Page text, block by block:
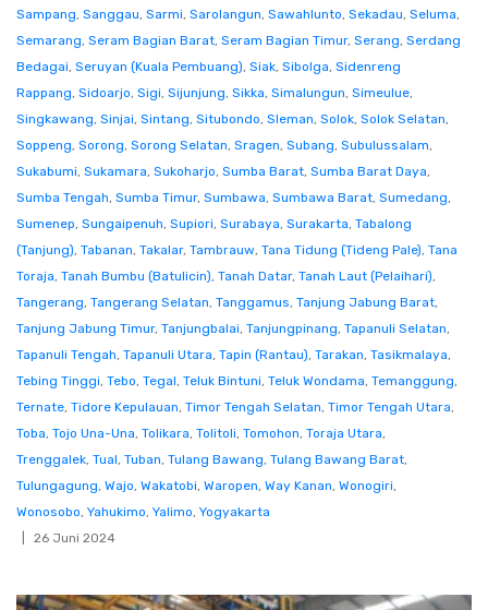
Sampang, Sanggau, Sarmi, Sarolangun, Sawahlunto, Sekadau, Seluma,
Semarang, Seram Bagian Barat, Seram Bagian Timur, Serang, Serdang
Bedagai, Seruyan (Kuala Pembuang), Siak, Sibolga, Sidenreng
Rappang, Sidoarjo, Sigi, Sijunjung, Sikka, Simalungun, Simeulue,
Singkawang, Sinjai, Sintang, Situbondo, Sleman, Solok, Solok Selatan,
Soppeng, Sorong, Sorong Selatan, Sragen, Subang, Subulussalam,
Sukabumi, Sukamara, Sukoharjo, Sumba Barat, Sumba Barat Daya,
Sumba Tengah, Sumba Timur, Sumbawa, Sumbawa Barat, Sumedang,
Sumenep, Sungaipenuh, Supiori, Surabaya, Surakarta, Tabalong
(Tanjung), Tabanan, Takalar, Tambrauw, Tana Tidung (Tideng Pale), Tana
Toraja, Tanah Bumbu (Batulicin), Tanah Datar, Tanah Laut (Pelaihari),
Tangerang, Tangerang Selatan, Tanggamus, Tanjung Jabung Barat,
Tanjung Jabung Timur, Tanjungbalai, Tanjungpinang, Tapanuli Selatan,
Tapanuli Tengah, Tapanuli Utara, Tapin (Rantau), Tarakan, Tasikmalaya,
Tebing Tinggi, Tebo, Tegal, Teluk Bintuni, Teluk Wondama, Temanggung,
Ternate, Tidore Kepulauan, Timor Tengah Selatan, Timor Tengah Utara,
Toba, Tojo Una-Una, Tolikara, Tolitoli, Tomohon, Toraja Utara,
Trenggalek, Tual, Tuban, Tulang Bawang, Tulang Bawang Barat,
Tulungagung, Wajo, Wakatobi, Waropen, Way Kanan, Wonogiri,
Wonosobo, Yahukimo, Yalimo, Yogyakarta
26 Juni 2024